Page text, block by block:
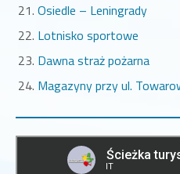
Osiedle – Leningrady
Lotnisko sportowe
Dawna straż pożarna
Magazyny przy ul.